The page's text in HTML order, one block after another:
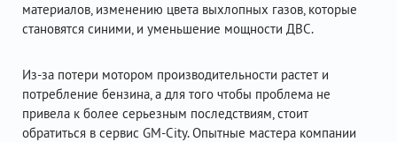
материалов, изменению цвета выхлопных газов, которые
становятся синими, и уменьшение мощности ДВС.
Из-за потери мотором производительности растет и
потребление бензина, а для того чтобы проблема не
привела к более серьезным последствиям, стоит
обратиться в сервис GM-City. Опытные мастера компании